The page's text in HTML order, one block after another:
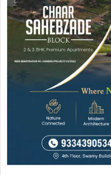
Join WhatsApp
Join Facebook